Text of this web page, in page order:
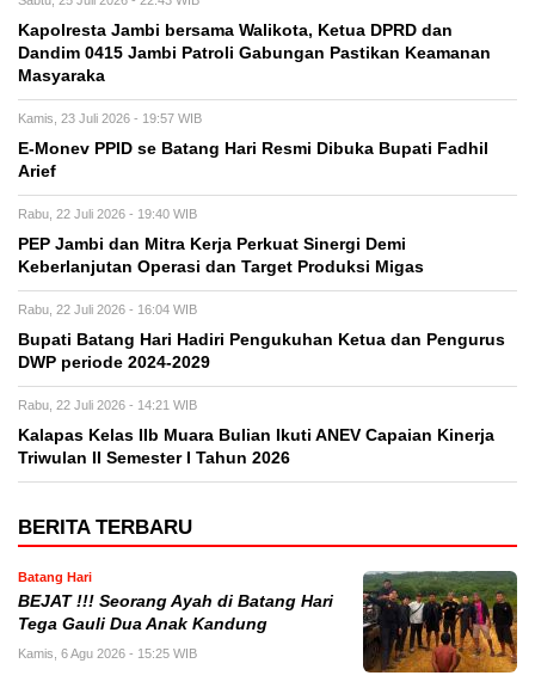
Kapolresta Jambi bersama Walikota, Ketua DPRD dan
Dandim 0415 Jambi Patroli Gabungan Pastikan Keamanan
Masyaraka
Kamis, 23 Juli 2026 - 19:57 WIB
E-Monev PPID se Batang Hari Resmi Dibuka Bupati Fadhil
Arief
Rabu, 22 Juli 2026 - 19:40 WIB
PEP Jambi dan Mitra Kerja Perkuat Sinergi Demi
Keberlanjutan Operasi dan Target Produksi Migas
Rabu, 22 Juli 2026 - 16:04 WIB
Bupati Batang Hari Hadiri Pengukuhan Ketua dan Pengurus
DWP periode 2024-2029
Rabu, 22 Juli 2026 - 14:21 WIB
Kalapas Kelas IIb Muara Bulian Ikuti ANEV Capaian Kinerja
Triwulan II Semester I Tahun 2026
BERITA TERBARU
Batang Hari
BEJAT !!! Seorang Ayah di Batang Hari
Tega Gauli Dua Anak Kandung
Kamis, 6 Agu 2026 - 15:25 WIB